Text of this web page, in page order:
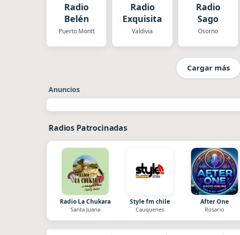
Radio
Belén
Puerto Montt
Radio
Exquisita
Valdivia
Radio
Sago
Osorno
Cargar más
Anuncios
Radios Patrocinadas
Radio La Chukara
Santa Juana
Style fm chile
Cauquenes
After One
Rosario